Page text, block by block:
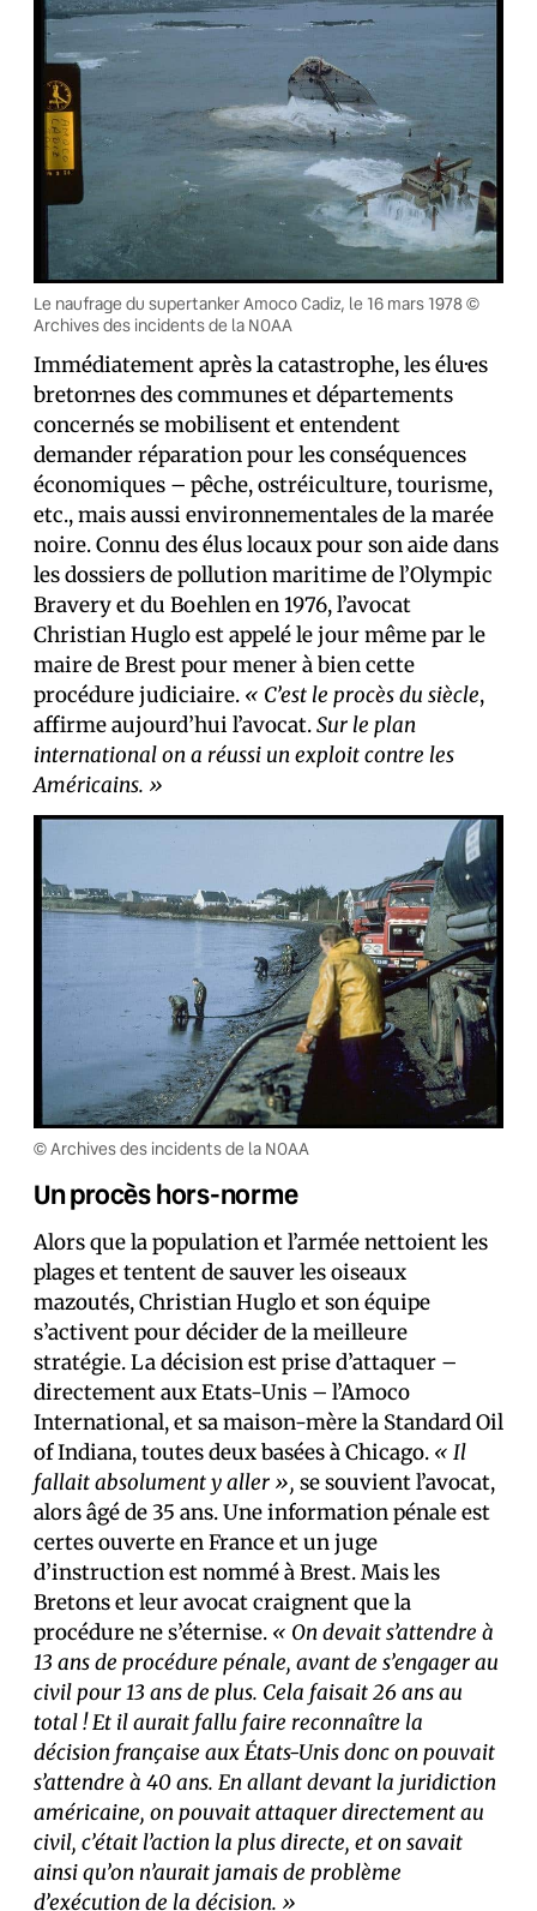
Le naufrage du supertanker Amoco Cadiz, le 16 mars 1978 ©
Archives des incidents de la NOAA
Immédiatement après la catastrophe, les élu·es
breton·nes des communes et départements
concernés se mobilisent et entendent
demander réparation pour les conséquences
économiques – pêche, ostréiculture, tourisme,
etc., mais aussi environnementales de la marée
noire. Connu des élus locaux pour son aide dans
les dossiers de pollution maritime de l’Olympic
Bravery et du Boehlen en 1976, l’avocat
Christian Huglo est appelé le jour même par le
maire de Brest pour mener à bien cette
procédure judiciaire. « C’est le procès du siècle,
affirme aujourd’hui l’avocat.Sur le plan
international on a réussi un exploit contre les
Américains. »
© Archives des incidents de la NOAA
Un procès hors-norme
Alors que la population et l’armée nettoient les
plages et tentent de sauver les oiseaux
mazoutés, Christian Huglo et son équipe
s’activent pour décider de la meilleure
stratégie. La décision est prise d’attaquer –
directement aux Etats-Unis – l’Amoco
International, et sa maison-mère la Standard Oil
of Indiana, toutes deux basées à Chicago. « Il
fallait absolument y aller », se souvient l’avocat,
alors âgé de 35 ans. Une information pénale est
certes ouverte en France et un juge
d’instruction est nommé à Brest. Mais les
Bretons et leur avocat craignent que la
procédure ne s’éternise. « On devait s’attendre à
13 ans de procédure pénale, avant de s’engager au
civil pour 13 ans de plus. Cela faisait 26 ans au
total ! Et il aurait fallu faire reconnaître la
décision française aux États-Unis donc on pouvait
s’attendre à 40 ans. En allant devant la juridiction
américaine, on pouvait attaquer directement au
civil, c’était l’action la plus directe, et on savait
ainsi qu’on n’aurait jamais de problème
d’exécution de la décision. »